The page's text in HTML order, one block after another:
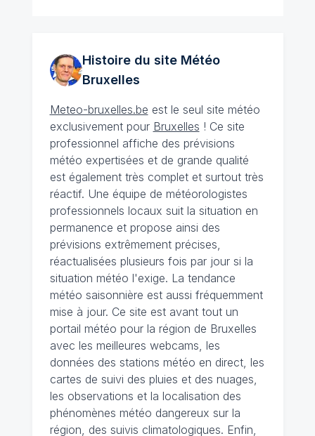
Histoire du site Météo
Bruxelles
Meteo-bruxelles.be est le seul site météo
exclusivement pour Bruxelles ! Ce site
professionnel affiche des prévisions
météo expertisées et de grande qualité
est également très complet et surtout très
réactif. Une équipe de météorologistes
professionnels locaux suit la situation en
permanence et propose ainsi des
prévisions extrêmement précises,
réactualisées plusieurs fois par jour si la
situation météo l'exige. La tendance
météo saisonnière est aussi fréquemment
mise à jour. Ce site est avant tout un
portail météo pour la région de Bruxelles
avec les meilleures webcams, les
données des stations météo en direct, les
cartes de suivi des pluies et des nuages,
les observations et la localisation des
phénomènes météo dangereux sur la
région, des suivis climatologiques. Enfin,